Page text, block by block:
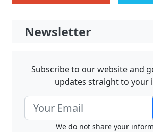
Newsletter
Subscribe to our website and
updates straight to your
We do not share your